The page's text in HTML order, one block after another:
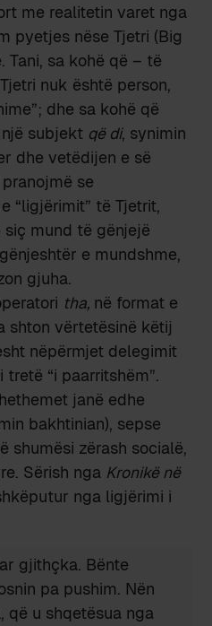
me realitetin varet nga
pyetjes nëse Tjetri (Big
Tani, sa kohë që – të
nuk është person,
dhe sa kohë që
subjekt që di, synimin
dhe vetëdijen e së
se
“ligjërimit” të Tjetrit,
siç mund të gënjejë
e mundshme,
gjuha.
tha, në format e
shton vërtetësinë këtij
nëpërmjet delegimit
“i paarritshëm”.
janë edhe
bakhtinian), sepse
shumësi zërash socialë,
Sërish nga Kronikë në
nga ligjërimi i
gjithçka. Bënte
pa pushim. Nën
që u shqetësua nga